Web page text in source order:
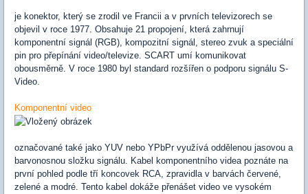
je konektor, který se zrodil ve Francii a v prvních televizorech se
objevil v roce 1977. Obsahuje 21 propojení, která zahrnují
komponentní signál (RGB), kompozitní signál, stereo zvuk a speciální
pin pro přepínání video/televize. SCART umí komunikovat
obousměrně. V roce 1980 byl standard rozšířen o podporu signálu S-
Video.
Komponentní video
označované také jako YUV nebo YPbPr využívá oddělenou jasovou a
barvonosnou složku signálu. Kabel komponentního videa poznáte na
první pohled podle tří koncovek RCA, zpravidla v barvách červené,
zelené a modré. Tento kabel dokáže přenášet video ve vysokém